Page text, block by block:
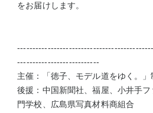
をお届けします。
---------------------------
主催：「徳子、モデル道をゆく。」
後援：中国新聞社、福屋、小井手
門学校、広島県写真材料商組合